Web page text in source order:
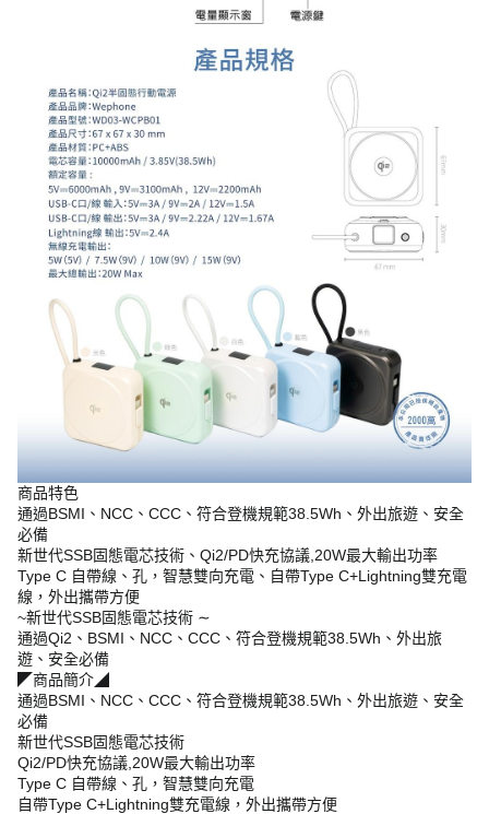
商品特色
通過BSMI、NCC、CCC、符合登機規範38.5Wh、外出旅遊、安全
必備
新世代SSB固態電芯技術、Qi2/PD快充協議,20W最大輸出功率
Type C 自帶線、孔，智慧雙向充電、自帶Type C+Lightning雙充電
線，外出攜帶方便
~新世代SSB固態電芯技術 ∼
通過Qi2、BSMI、NCC、CCC、符合登機規範38.5Wh、外出旅
遊、安全必備
◤商品簡介◢
通過BSMI、NCC、CCC、符合登機規範38.5Wh、外出旅遊、安全
必備
新世代SSB固態電芯技術
Qi2/PD快充協議,20W最大輸出功率
Type C 自帶線、孔，智慧雙向充電
自帶Type C+Lightning雙充電線，外出攜帶方便